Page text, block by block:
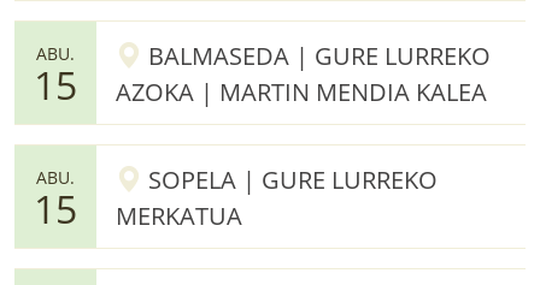
ABU.
15
BALMASEDA | GURE LURREKO
AZOKA | MARTIN MENDIA KALEA
ABU.
15
SOPELA | GURE LURREKO
MERKATUA